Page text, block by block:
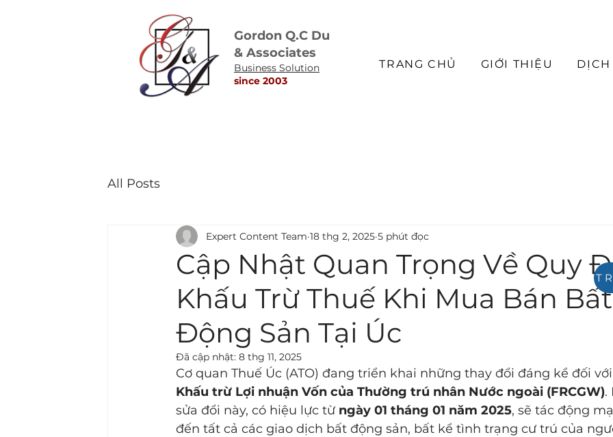
Gordon Q.C Du
& Associates
Business Solution
​since 2003
TRANG CHỦ GIỚI THIỆU DỊCH
All Posts
Cập Nhật Quan Trọng Về Quy
Khấu Trừ Thuế Khi Mua Bán Bất
Động Sản Tại Úc
Expert Content Team 18 thg 2, 2025 5 phút đọc
Đã cập nhật: 8 thg 11, 2025
Cơ quan Thuế Úc (ATO) đang triển khai những thay đổi đáng kể đối
Khấu trừ Lợi nhuận Vốn của Thường trú nhân Nước ngoài (FRCGW).
sửa đổi này, có hiệu lực từ ngày 01 tháng 01 năm 2025, sẽ tác động
đến tất cả các giao dịch bất động sản, bất kể tình trạng cư trú của